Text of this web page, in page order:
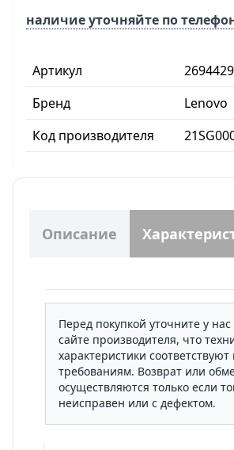
Артикул
Бренд
Lenovo
Код производителя
наличие уточняйте по
Описание
Перед покупкой уточните у
сайте производителя, что
характеристики
требованиям. Возврат или
осуществляются только если
неисправен или с дефектом.